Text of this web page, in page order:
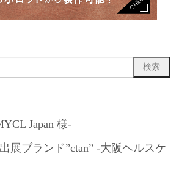
Japan 様-
展ブランド”ctan” -大阪ヘルスケ